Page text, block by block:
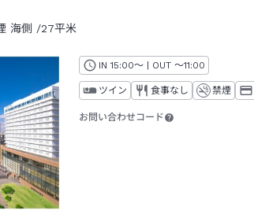
海側 /27平米
IN チェックイン
15:00～ | OUT チェックアウト
～11:00
ツイン 食事なし 禁煙
お問い合わせコード